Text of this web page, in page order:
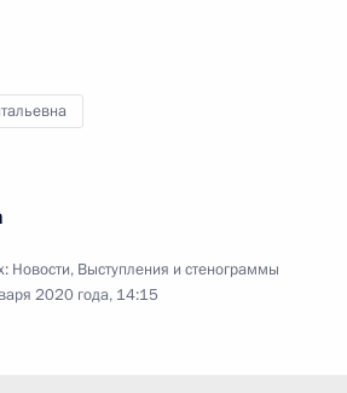
Новости, Выступления и стенограммы
2020 года, 14:15